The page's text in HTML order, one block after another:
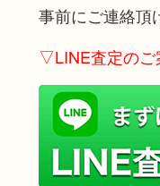
事前にご連絡頂
▽LINE査定の